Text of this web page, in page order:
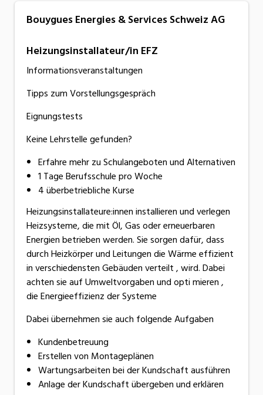
Bouygues Energies & Services Schweiz AG
Heizungsinstallateur/in EFZ
Informationsveranstaltungen
Tipps zum Vorstellungsgespräch
Eignungstests
Keine Lehrstelle gefunden?
Erfahre mehr zu Schulangeboten und Alternativen
1 Tage Berufsschule pro Woche
4 überbetriebliche Kurse
Heizungsinstallateure:innen installieren und verlegen
Heizsysteme, die mit Öl, Gas oder erneuerbaren
Energien betrieben werden. Sie sorgen dafür, dass
durch Heizkörper und Leitungen die Wärme effizient
in verschiedensten Gebäuden verteilt , wird. Dabei
achten sie auf Umweltvorgaben und opti mieren ,
die Energieeffizienz der Systeme
Dabei übernehmen sie auch folgende Aufgaben
Kundenbetreuung
Erstellen von Montageplänen
Wartungsarbeiten bei der Kundschaft ausführen
Anlage der Kundschaft übergeben und erklären